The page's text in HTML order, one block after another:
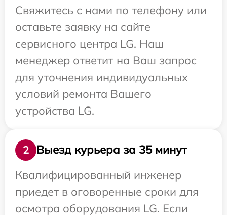
Свяжитесь с нами по телефону или
оставьте заявку на сайте
сервисного центра LG. Наш
менеджер ответит на Ваш запрос
для уточнения индивидуальных
условий ремонта Вашего
устройства LG.
2
Выезд курьера за 35 минут
Квалифицированный инженер
приедет в оговоренные сроки для
осмотра оборудования LG. Если